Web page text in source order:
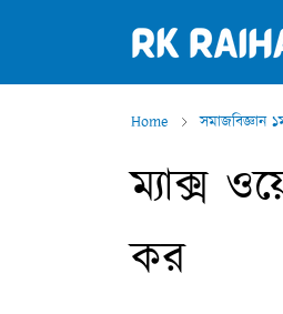
Home সমাজবিজ্ঞান
ম্যাক্স
কর